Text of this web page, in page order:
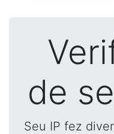
de
Seu IP fez